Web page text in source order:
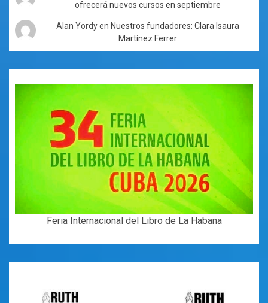
ofrecerá nuevos cursos en septiembre
Alan Yordyen Nuestros fundadores: Clara Isaura
Martínez Ferrer
Feria Internacional del Libro de La Habana